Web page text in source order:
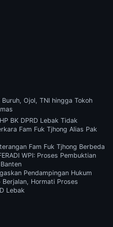
Ojol, TNI hingga Tokoh
BK DPRD Lebak Tidak
Fam Fuk Tjhong Alias Pak
Fam Fuk Tjhong Berbeda
WPI: Proses Pembuktian
Pendampingan Hukum
Hormati Proses
Lebak